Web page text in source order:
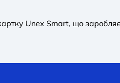
Unex Smart, що